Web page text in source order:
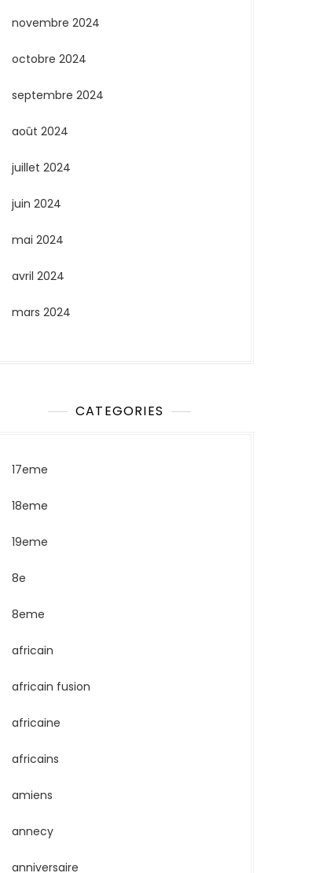
novembre 2024
octobre 2024
septembre 2024
août 2024
juillet 2024
juin 2024
mai 2024
avril 2024
mars 2024
CATEGORIES
17eme
18eme
19eme
8e
8eme
africain
africain fusion
africaine
africains
amiens
annecy
anniversaire